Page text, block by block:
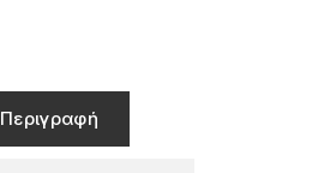
Περιγραφή